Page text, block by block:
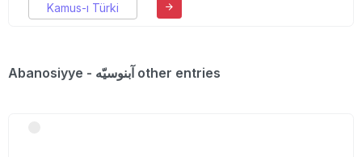
Kamus-ı Türki
Abanosiyye - آبنوسیّه‌ other entries